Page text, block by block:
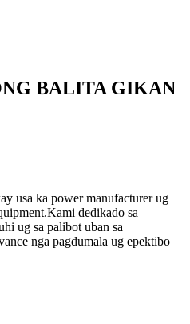
BALITA GIKAN
usa ka power manufacturer ug
dedikado sa
ug sa palibot uban sa
nga pagdumala ug epektibo